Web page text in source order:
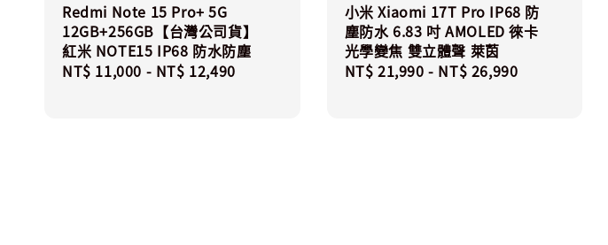
Redmi Note 15 Pro+ 5G
12GB+256GB【台灣公司貨】
紅米 NOTE15 IP68 防水防塵
Regular
NT$ 11,000 - NT$ 12,490
小米 Xiaomi 17T Pro IP68 防
塵防水 6.83 吋 AMOLED 徠卡
光學變焦 雙立體聲 萊茵
Regular
NT$ 21,990 - NT$ 26,990